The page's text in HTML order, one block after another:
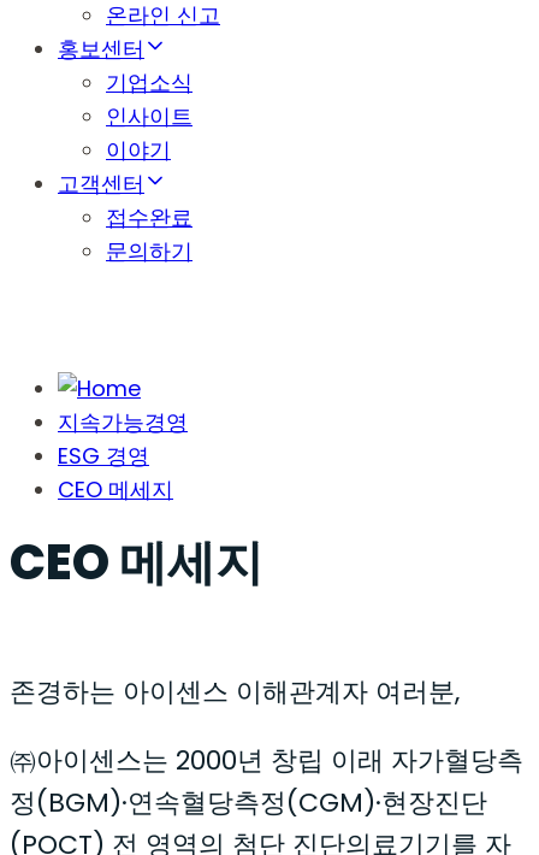
온라인 신고
홍보센터
기업소식
인사이트
이야기
고객센터
접수완료
문의하기
지속가능경영
ESG 경영
CEO 메세지
CEO 메세지
존경하는 아이센스 이해관계자 여러분,
㈜아이센스는 2000년 창립 이래 자가혈당측
정(BGM)·연속혈당측정(CGM)·현장진단
(POCT) 전 영역의 첨단 진단의료기기를 자